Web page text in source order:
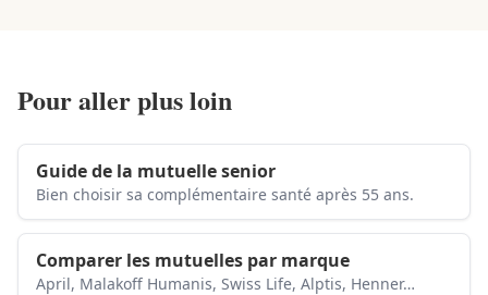
Pour aller plus loin
Guide de la mutuelle senior
Bien choisir sa complémentaire santé après 55 ans.
Comparer les mutuelles par marque
April, Malakoff Humanis, Swiss Life, Alptis, Henner…